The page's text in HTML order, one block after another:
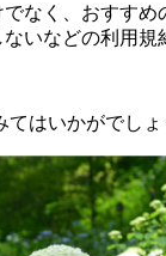
なく、おすす
いなどの利用規
はいかがでしょ